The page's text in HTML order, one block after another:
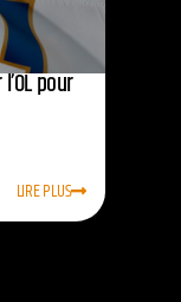
pour
LIRE PLUS